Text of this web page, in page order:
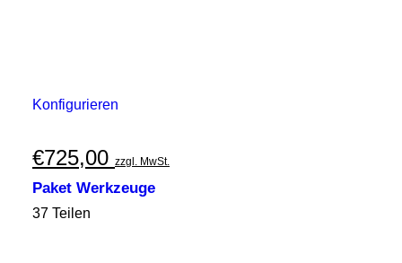
Konfigurieren
€725,00 zzgl. MwSt.
Paket Werkzeuge
37 Teilen